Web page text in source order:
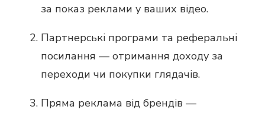
за показ реклами у ваших відео.
Партнерські програми та реферальні
посилання — отримання доходу за
переходи чи покупки глядачів.
Пряма реклама від брендів —